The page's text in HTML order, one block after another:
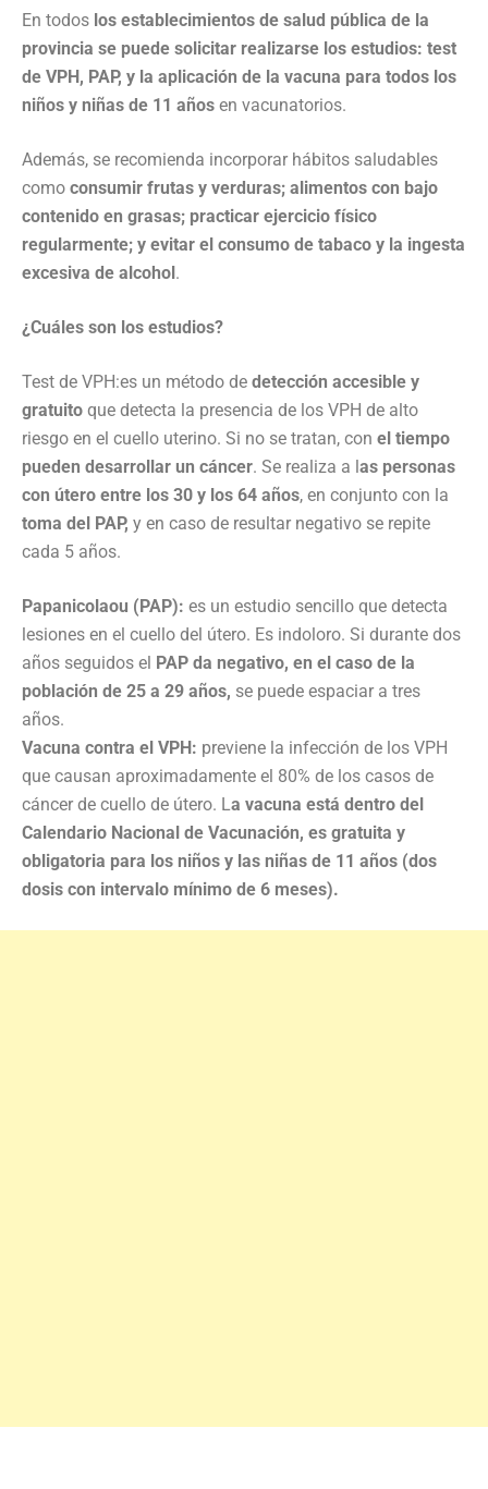
En todos los establecimientos de salud pública de la
provincia se puede solicitar realizarse los estudios: test
de VPH, PAP, y la aplicación de la vacuna para todos los
niños y niñas de 11 años en vacunatorios.
Además, se recomienda incorporar hábitos saludables
como consumir frutas y verduras; alimentos con bajo
contenido en grasas; practicar ejercicio físico
regularmente; y evitar el consumo de tabaco y la ingesta
excesiva de alcohol.
¿Cuáles son los estudios?
Test de VPH:es un método de detección accesible y
gratuito que detecta la presencia de los VPH de alto
riesgo en el cuello uterino. Si no se tratan, con el tiempo
pueden desarrollar un cáncer. Se realiza a las personas
con útero entre los 30 y los 64 años, en conjunto con la
toma del PAP, y en caso de resultar negativo se repite
cada 5 años.
Papanicolaou (PAP): es un estudio sencillo que detecta
lesiones en el cuello del útero. Es indoloro. Si durante dos
años seguidos el PAP da negativo, en el caso de la
población de 25 a 29 años, se puede espaciar a tres
años.
Vacuna contra el VPH: previene la infección de los VPH
que causan aproximadamente el 80% de los casos de
cáncer de cuello de útero. La vacuna está dentro del
Calendario Nacional de Vacunación, es gratuita y
obligatoria para los niños y las niñas de 11 años (dos
dosis con intervalo mínimo de 6 meses).